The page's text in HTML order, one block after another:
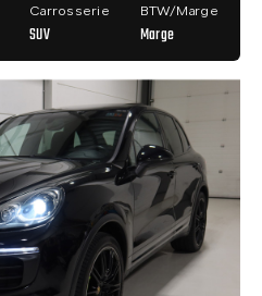
Carrosserie
SUV
BTW/Marge
Marge